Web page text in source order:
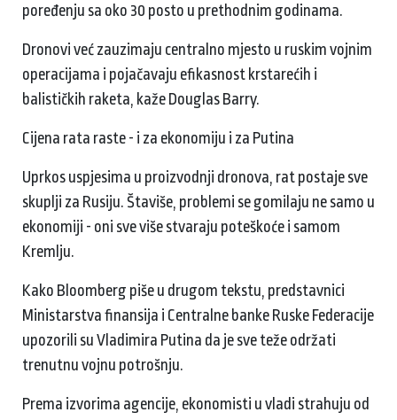
poređenju sa oko 30 posto u prethodnim godinama.
Dronovi već zauzimaju centralno mjesto u ruskim vojnim
operacijama i pojačavaju efikasnost krstarećih i
balističkih raketa, kaže Douglas Barry.
Cijena rata raste - i za ekonomiju i za Putina
Uprkos uspjesima u proizvodnji dronova, rat postaje sve
skuplji za Rusiju. Štaviše, problemi se gomilaju ne samo u
ekonomiji - oni sve više stvaraju poteškoće i samom
Kremlju.
Kako Bloomberg piše u drugom tekstu, predstavnici
Ministarstva finansija i Centralne banke Ruske Federacije
upozorili su Vladimira Putina da je sve teže održati
trenutnu vojnu potrošnju.
Prema izvorima agencije, ekonomisti u vladi strahuju od